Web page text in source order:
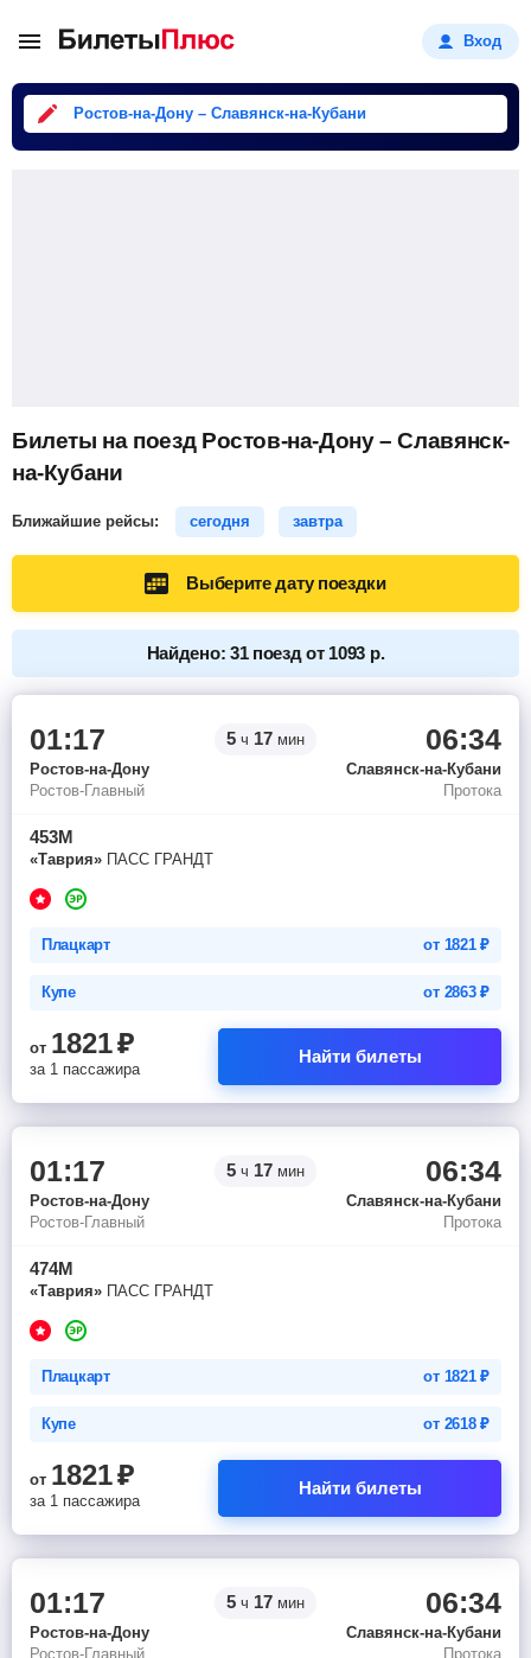
Вход
Ростов-на-Дону – Славянск-на-Кубани
Билеты на поезд Ростов-на-Дону – Славянск-
на-Кубани
Ближайшие рейсы: сегодня завтра
Выберите дату поездки
Найдено: 31 поезд от 1093 р.
01:17 5 ч 17 мин 06:34
Ростов-на-Дону
Славянск-на-Кубани
Ростов-Главный
Протока
453М
«Таврия» ПАСС ГРАНДТ
Плацкарт от 1821₽
Купе от 2863₽
от 1821₽
за 1 пассажира
Найти билеты
01:17 5 ч 17 мин 06:34
Ростов-на-Дону
Славянск-на-Кубани
Ростов-Главный
Протока
474М
«Таврия» ПАСС ГРАНДТ
Плацкарт от 1821₽
Купе от 2618₽
от 1821₽
за 1 пассажира
Найти билеты
01:17 5 ч 17 мин 06:34
Ростов-на-Дону
Славянск-на-Кубани
Ростов-Главный
Протока